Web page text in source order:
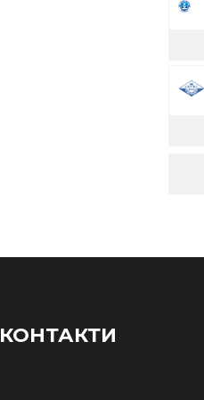
КОНТАКТИ